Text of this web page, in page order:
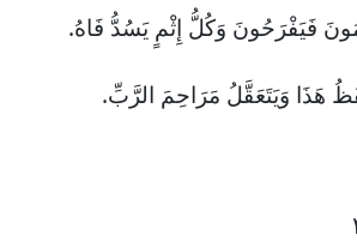
فَيَفْرَحُونَ وَكُلُّ إِثْمٍ يَسُدُّ فَاهُ.
هَذَا وَيَتَعَقَّلُ مَرَاحِمَ الرَّبِّ.